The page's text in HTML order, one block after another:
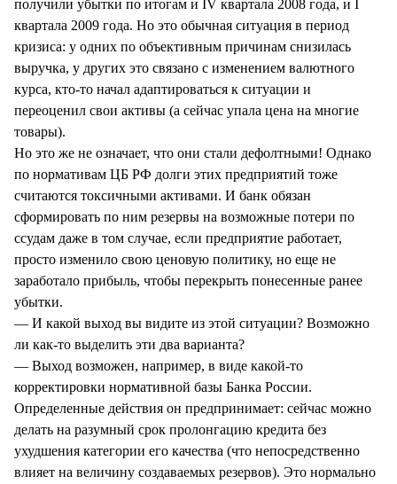
получили убытки по итогам и IV квартала 2008 года, и I
квартала 2009 года. Но это обычная ситуация в период
кризиса: у одних по объективным причинам снизилась
выручка, у других это связано с изменением валютного
курса, кто-то начал адаптироваться к ситуации и
переоценил свои активы (а сейчас упала цена на многие
товары).
Но это же не означает, что они стали дефолтными! Однако
по нормативам ЦБ РФ долги этих предприятий тоже
считаются токсичными активами. И банк обязан
сформировать по ним резервы на возможные потери по
ссудам даже в том случае, если предприятие работает,
просто изменило свою ценовую политику, но еще не
заработало прибыль, чтобы перекрыть понесенные ранее
убытки.
— И какой выход вы видите из этой ситуации? Возможно
ли как-то выделить эти два варианта?
— Выход возможен, например, в виде какой-то
корректировки нормативной базы Банка России.
Определенные действия он предпринимает: сейчас можно
делать на разумный срок пролонгацию кредита без
ухудшения категории его качества (что непосредственно
влияет на величину создаваемых резервов). Это нормально